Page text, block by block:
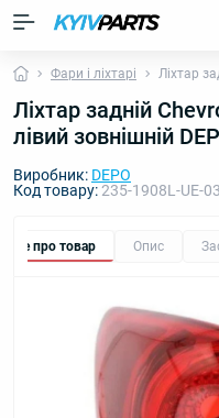
Фари і ліхтарі Ліхтар
Ліхтар задній
лівий зовнішній
Виробник: DEPO
Код товару:235-1908L-UE-03
Все про товар Опис